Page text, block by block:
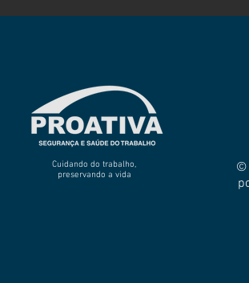
Cuidando do trabalho,
preservando a vida
©